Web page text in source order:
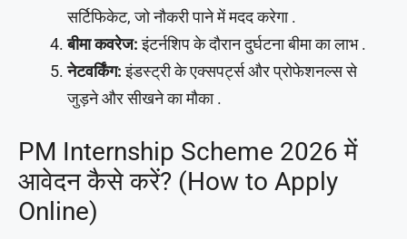
सर्टिफिकेट, जो नौकरी पाने में मदद करेगा .
बीमा कवरेज:इंटर्नशिप के दौरान दुर्घटना बीमा का लाभ .
नेटवर्किंग:इंडस्ट्री के एक्सपर्ट्स और प्रोफेशनल्स से
जुड़ने और सीखने का मौका .
PM Internship Scheme 2026 में
आवेदन कैसे करें? (How to Apply
Online)